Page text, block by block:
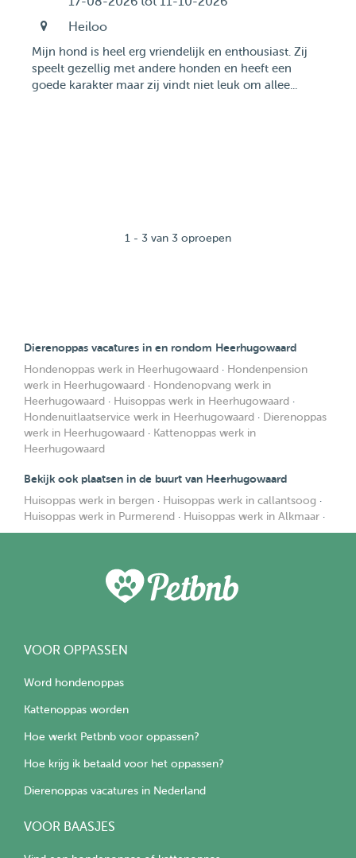
Heiloo
Mijn hond is heel erg vriendelijk en enthousiast. Zij
speelt gezellig met andere honden en heeft een
goede karakter maar zij vindt niet leuk om allee...
1 - 3 van 3 oproepen
Dierenoppas vacatures in en rondom Heerhugowaard
Hondenoppas werk in Heerhugowaard · Hondenpension
werk in Heerhugowaard · Hondenopvang werk in
Heerhugowaard · Huisoppas werk in Heerhugowaard ·
Hondenuitlaatservice werk in Heerhugowaard · Dierenoppas
werk in Heerhugowaard · Kattenoppas werk in
Heerhugowaard
Bekijk ook plaatsen in de buurt van Heerhugowaard
Huisoppas werk in bergen · Huisoppas werk in callantsoog ·
Huisoppas werk in Purmerend · Huisoppas werk in Alkmaar ·
VOOR OPPASSEN
Word hondenoppas
Kattenoppas worden
Hoe werkt Petbnb voor oppassen?
Hoe krijg ik betaald voor het oppassen?
Dierenoppas vacatures in Nederland
VOOR BAASJES